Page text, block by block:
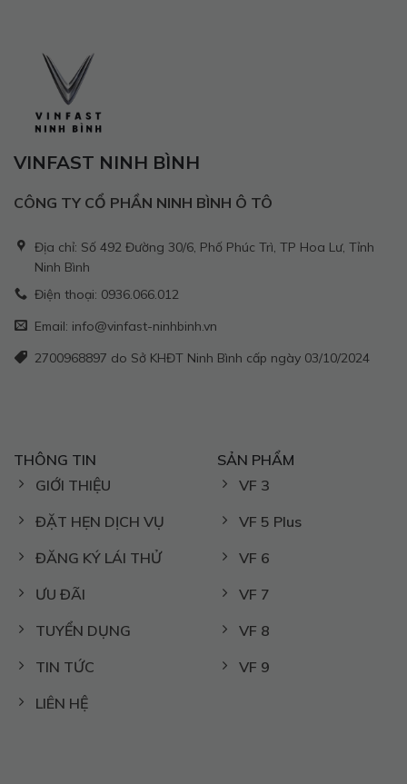
VINFAST NINH BÌNH
CÔNG TY CỔ PHẦN NINH BÌNH Ô TÔ
Địa chỉ: Số 492 Đường 30/6, Phố Phúc Trì, TP Hoa Lư, Tỉnh
Ninh Bình
Điện thoại: 0936.066.012
Email: info@vinfast-ninhbinh.vn
2700968897 do Sở KHĐT Ninh Bình cấp ngày 03/10/2024
THÔNG TIN
GIỚI THIỆU
ĐẶT HẸN DỊCH VỤ
ĐĂNG KÝ LÁI THỬ
ƯU ĐÃI
TUYỂN DỤNG
TIN TỨC
LIÊN HỆ
SẢN PHẨM
VF 3
VF 5 Plus
VF 6
VF 7
VF 8
VF 9